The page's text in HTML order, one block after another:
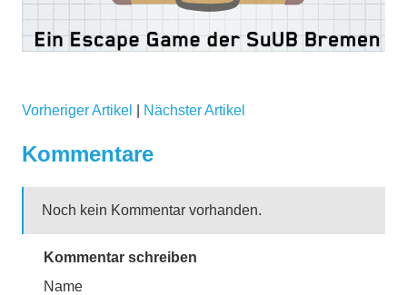
Vorheriger Artikel Nächster Artikel
Kommentare
Noch kein Kommentar vorhanden.
Kommentar schreiben
Name